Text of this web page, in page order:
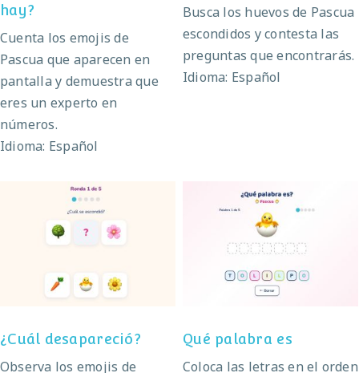
hay?
Cuenta los emojis de
Pascua que aparecen en
pantalla y demuestra que
eres un experto en
números.
Idioma: Español
Busca los huevos de Pascua
escondidos y contesta las
preguntas que encontrarás.
Idioma: Español
¿Cuál desapareció?
¿Cuál desapareció?
Observa los emojis de
Qué palabra es
Qué palabra es
Coloca las letras en el orden